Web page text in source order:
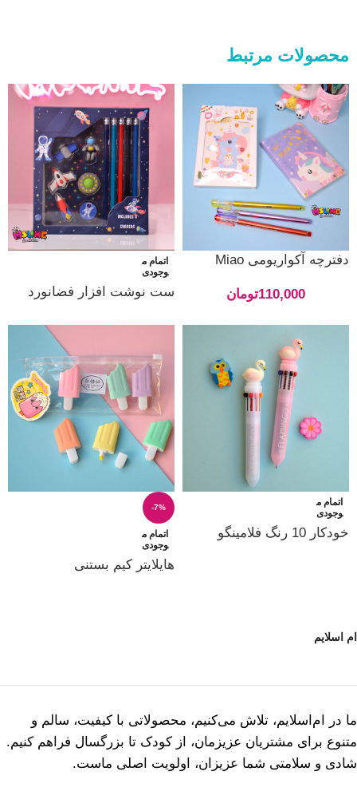
محصولات مرتبط
دفترچه آکواریومی Miao
110,000تومان
اتمام م
وجودی
ست نوشت افزار فضانورد
اتمام م
وجودی
خودکار 10 رنگ فلامینگو
-7%
اتمام م
وجودی
هایلایتر کیم بستنی
ام اسلایم
ما در ام‌اسلایم، تلاش می‌کنیم، محصولاتی با کیفیت، سالم و
متنوع برای مشتریان عزیزمان، از کودک تا بزرگسال فراهم کنیم.
شادی و سلامتی شما عزیزان، اولویت اصلی ماست.